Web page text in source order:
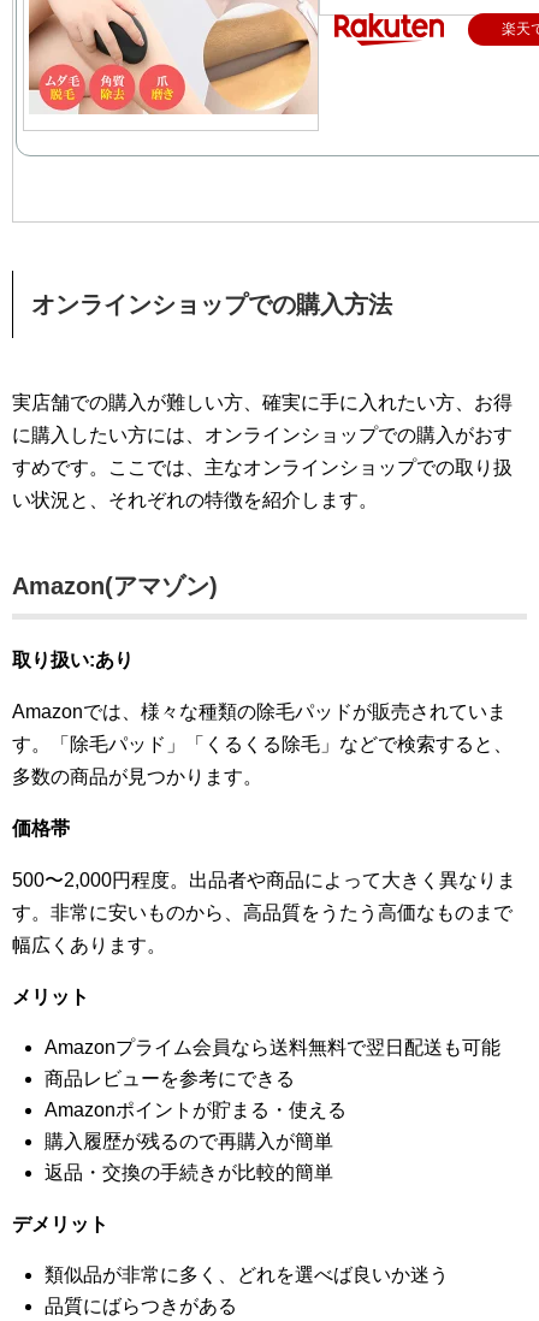
楽天
オンラインショップでの購入方法
実店舗での購入が難しい方、確実に手に入れたい方、お得
に購入したい方には、オンラインショップでの購入がおす
すめです。ここでは、主なオンラインショップでの取り扱
い状況と、それぞれの特徴を紹介します。
Amazon(アマゾン)
取り扱い:あり
Amazonでは、様々な種類の除毛パッドが販売されていま
す。「除毛パッド」「くるくる除毛」などで検索すると、
多数の商品が見つかります。
価格帯
500〜2,000円程度。出品者や商品によって大きく異なりま
す。非常に安いものから、高品質をうたう高価なものまで
幅広くあります。
メリット
Amazonプライム会員なら送料無料で翌日配送も可能
商品レビューを参考にできる
Amazonポイントが貯まる・使える
購入履歴が残るので再購入が簡単
返品・交換の手続きが比較的簡単
デメリット
類似品が非常に多く、どれを選べば良いか迷う
品質にばらつきがある